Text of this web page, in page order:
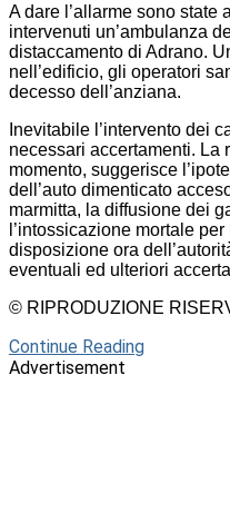
A dare l’allarme sono state
intervenuti un’ambulanza
distaccamento di Adrano.
nell’edificio, gli operatori
decesso dell’anziana.
Inevitabile l’intervento dei
necessari accertamenti. La
momento, suggerisce
dell’auto dimenticato
marmitta, la diffusione dei
l’intossicazione mortale
disposizione ora
eventuali ed ulteriori
© RIPRODUZIONE
Continue Reading
Advertisement